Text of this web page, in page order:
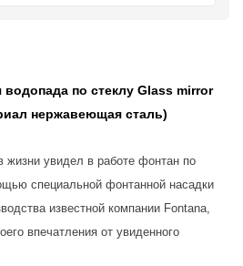
водопада по стеклу Glass mirror
нержавеющая сталь)
жизни увидел в работе фонтан по
специальной фонтанной насадки
известной компании Fontana,
впечатления от увиденного